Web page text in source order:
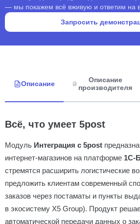
— мы покажем всё вживую и ответим на
Запросить
Описание
Описание
производителя
Всё, что умеет 5post
Модуль Интеграция с 5post
интернет-магазинов на платформе 1С-
стремятся расширить логистические
предложить клиентам современный
заказов через постаматы и пункты
в экосистему X5 Group). Продукт
автоматической передачи данных о